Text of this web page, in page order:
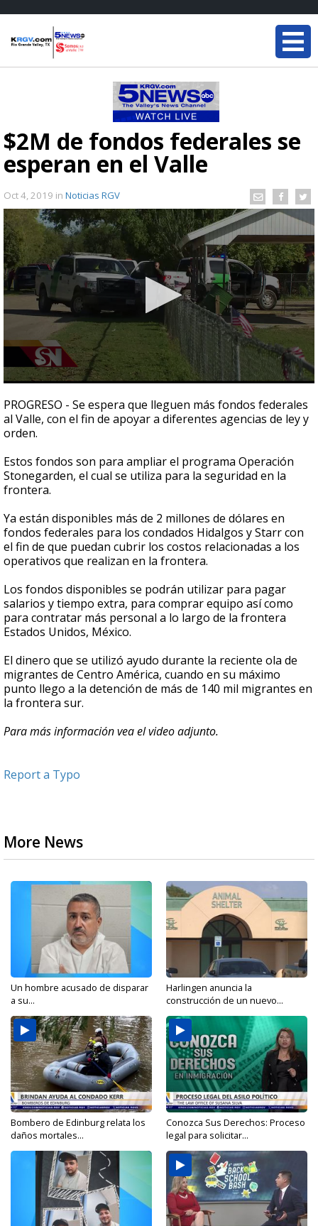
$2M de fondos federales se
esperan en el Valle
Oct 4, 2019 in Noticias RGV
seconds
of
2
minutes,
seconds
PROGRESO - Se espera que lleguen más fondos federales
al Valle, con el fin de apoyar a diferentes agencias de ley y
orden.
Estos fondos son para ampliar el programa Operación
Stonegarden, el cual se utiliza para la seguridad en la
frontera.
Ya están disponibles más de 2 millones de dólares en
fondos federales para los condados Hidalgos y Starr con
el fin de que puedan cubrir los costos relacionadas a los
operativos que realizan en la frontera.
Los fondos disponibles se podrán utilizar para pagar
salarios y tiempo extra, para comprar equipo así como
para contratar más personal a lo largo de la frontera
Estados Unidos, México.
El dinero que se utilizó ayudo durante la reciente ola de
migrantes de Centro América, cuando en su máximo
punto llego a la detención de más de 140 mil migrantes en
la frontera sur.
Para más información vea el video adjunto.
Report a Typo
More News
Un hombre acusado de disparar
a su...
Harlingen anuncia la
construcción de un nuevo...
Bombero de Edinburg relata los
daños mortales...
Conozca Sus Derechos: Proceso
legal para solicitar...